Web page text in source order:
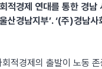
적경제 연대를 통한 경
산경남지부’. ‘(주)경남
적경제의 출발이 노동